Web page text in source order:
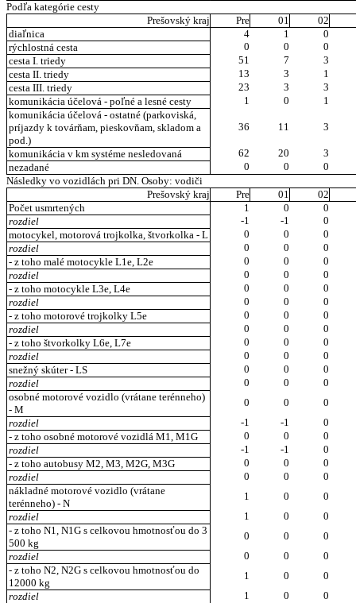
Podľa kategórie cesty
Prešovský kraj
Pre 01
02
diaľnica
4 1
0
rýchlostná cesta
0 0
0
cesta I. triedy
51 7
3
cesta II. triedy
13 3
1
cesta III. triedy
23 3
3
komunikácia účelová - poľné a lesné cesty
1 0
1
komunikácia účelová - ostatné (parkoviská,
príjazdy k továrňam, pieskovňam, skladom a
pod.)
36 11 3
komunikácia v km systéme nesledovaná 62 20
3
nezadané
0 0
0
Následky vo vozidlách pri DN. Osoby: vodiči
Prešovský kraj
Pre 01
02
Počet usmrtených
1 0
0
rozdiel
-1 -1
0
motocykel, motorová trojkolka, štvorkolka - L
0 0
0
rozdiel
0 0
0
- z toho malé motocykle L1e, L2e
0 0
0
rozdiel
0 0
0
- z toho motocykle L3e, L4e
0 0
0
rozdiel
0 0
0
- z toho motorové trojkolky L5e
0 0
0
rozdiel
0 0
0
- z toho štvorkolky L6e, L7e
0 0
0
rozdiel
0 0
0
snežný skúter - LS
0 0
0
rozdiel
0 0
0
osobné motorové vozidlo (vrátane terénneho)
- M
0 0
0
rozdiel
-1 -1
0
- z toho osobné motorové vozidlá M1, M1G
0 0
0
rozdiel
-1 -1
0
- z toho autobusy M2, M3, M2G, M3G
0 0
0
rozdiel
0 0
0
nákladné motorové vozidlo (vrátane
terénneho) - N
1 0
0
rozdiel
1 0
0
- z toho N1, N1G s celkovou hmotnosťou do 3
500 kg
0 0
0
rozdiel
0 0
0
- z toho N2, N2G s celkovou hmotnosťou do
12000 kg
1 0
0
rozdiel
1 0
0